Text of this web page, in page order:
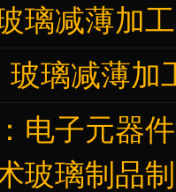
璃减薄加工
玻璃减薄加
电子元器
玻璃制品